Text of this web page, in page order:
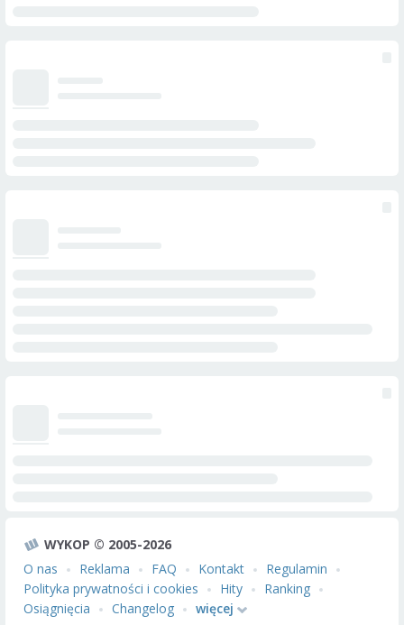
WYKOP © 2005-2026
O nas
Reklama FAQ Kontakt
Regulamin
Polityka prywatności i cookies
Hity
Ranking
Osiągnięcia
Changelog więcej